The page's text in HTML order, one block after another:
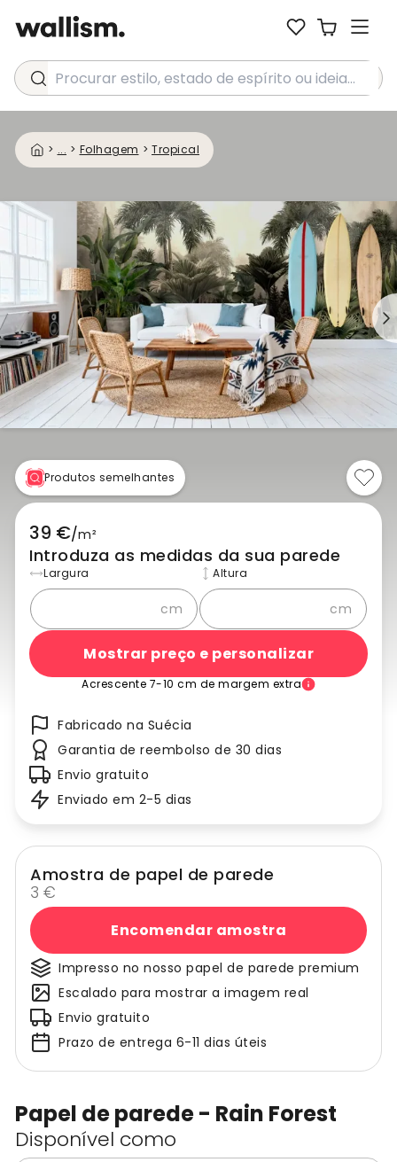
Procurar estilo, estado de espírito ou ideia...
> ... > Folhagem > Tropical
Papel de parede - Rain Forest
Disponível como
Produtos semelhantes
39 €/m²
Introduza as medidas da sua parede
Largura
cm
Altura
cm
Mostrar preço e personalizar
Acrescente 7-10 cm de margem extra
Fabricado na Suécia
Garantia de reembolso de 30 dias
Envio gratuito
Enviado em 2-5 dias
Amostra de papel de parede
3 €
Encomendar amostra
Impresso no nosso papel de parede premium
Escalado para mostrar a imagem real
Envio gratuito
Prazo de entrega 6-11 dias úteis